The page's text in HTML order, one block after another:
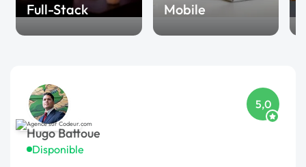
Full-Stack
Mobile
Hugo Battoue
Disponible
5,0